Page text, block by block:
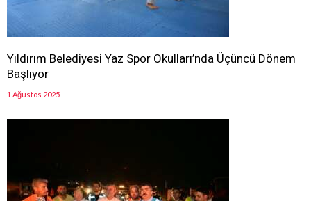
Yıldırım Belediyesi Yaz Spor Okulları’nda Üçüncü Dönem
Başlıyor
1 Ağustos 2025